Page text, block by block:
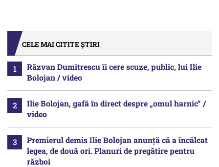
CELE MAI CITITE ȘTIRI
Răzvan Dumitrescu îi cere scuze, public, lui Ilie
Bolojan / video
Ilie Bolojan, gafă în direct despre „omul harnic“ /
video
Premierul demis Ilie Bolojan anunță că a încălcat
legea, de două ori. Planuri de pregătire pentru
război